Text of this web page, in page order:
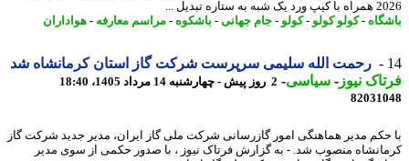
ستاره تبدیل ...
-کولو کولو-کولو-جام جهانی-باشکوه-مراسم معارفه- هواداران
رحمت الله سلیمی سرپرست شرکت گاز استان کرمانشاه شد
نیوز-سیاسی-2 روز پیش - چهارشنبه 14 مرداد 1405، 18:40
مدیر هماهنگی امور گازرسانی شرکت ملی گاز ایران، مدیر جدید شرکت گاز
منصوب شد. - به گزارش فرتاک نیوز ، با صدور حکمی از سوی مدیر